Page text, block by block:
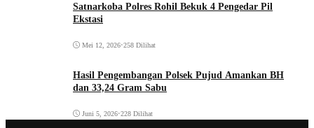
Satnarkoba Polres Rohil Bekuk 4 Pengedar Pil
Ekstasi
Mei 12, 2026•258 Dilihat
Hasil Pengembangan Polsek Pujud Amankan BH
dan 33,24 Gram Sabu
Juni 5, 2026•228 Dilihat